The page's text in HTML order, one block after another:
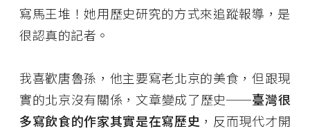
寫馬王堆！她用歷史研究的方式來追蹤報導，是
很認真的記者。
我喜歡唐魯孫，他主要寫老北京的美食，但跟現
實的北京沒有關係，文章變成了歷史──臺灣很
多寫飲食的作家其實是在寫歷史 ，反而現代才開